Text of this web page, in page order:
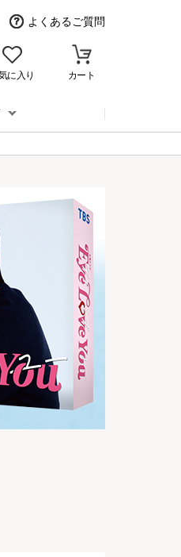
よくあるご質問
に入り カート